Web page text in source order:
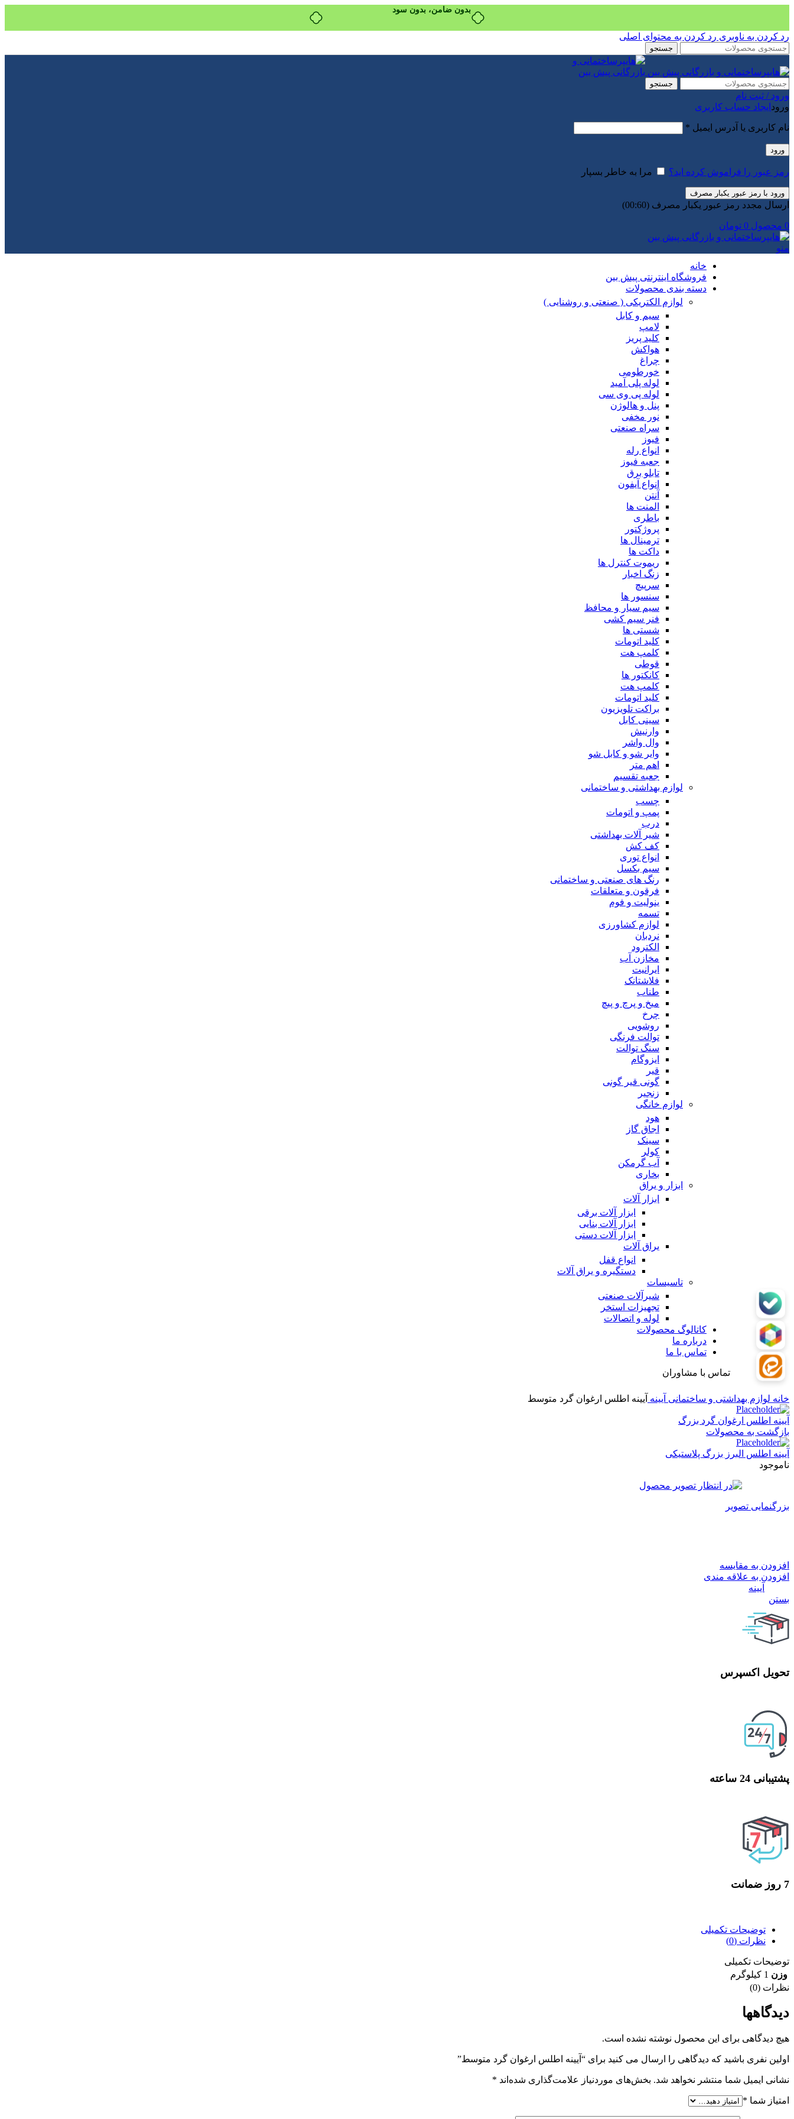
بدون ضامن، بدون سود
رد کردن به ناوبری رد کردن به محتوای اصلی
جستجو
جستجو
ورود / ثبت نام
ورود ایجاد حساب کاربری
نام کاربری یا آدرس ایمیل *
ورود
رمز عبور را فراموش کرده اید؟ مرا به خاطر بسپار
ورود با رمز عبور یکبار مصرف
ارسال مجدد رمز عبور یکبار مصرف (00:
60
)
0 محصول 0 تومان
منو
خانه
فروشگاه اینترنتی پیش بین
دسته بندی محصولات
لوازم الکتریکی ( صنعتی و روشنایی )
سیم و کابل
لامپ
کلید پریز
هواکش
چراغ
خورطومی
لوله پلی آمید
لوله پی وی سی
پنل و هالوژن
نور مخفی
سراه صنعتی
فیوز
انواع رله
جعبه فیوز
تابلو برق
انواع آیفون
آنتن
المنت ها
باطری
پروژکتور
ترمینال ها
داکت ها
ریموت کنترل ها
زنگ اخبار
سرپیچ
سنسور ها
سیم سیار و محافظ
فنر سیم کشی
شستی ها
کلید اتومات
کلمپ هت
قوطی
کانکتور ها
کلمپ هت
کلید اتومات
براکت تلویزیون
سینی کابل
وارنیش
وال واشر
وایر شو و کابل شو
اهم متر
جعبه تقسیم
لوازم بهداشتی و ساختمانی
چسب
پمپ و اتومات
درب
شیر آلات بهداشتی
کف کش
انواع توری
سیم بکسل
رنگ های صنعتی و ساختمانی
فرقون و متعلقات
ینولیت و فوم
تسمه
لوازم کشاورزی
نردبان
الکترود
مخازن آب
ایرانیت
فلاشتانک
طناب
میخ و پرچ و پیچ
چرخ
روشویی
توالت فرنگی
سنگ توالت
ایزوگام
قیر
گونی قیر گونی
زنجیر
لوازم خانگی
هود
اجاق گاز
سینک
کولر
آب گرمکن
بخاری
ابزار و یراق
ابزار آلات
ابزار آلات برقی
ابزار آلات بنایی
ابزار آلات دستی
یراق آلات
انواع قفل
دستگیره و یراق آلات
تاسیسات
شیرآلات صنعتی
تجهیزات استخر
لوله و اتصالات
کاتالوگ محصولات
درباره ما
تماس با ما
تماس با مشاوران
خانه لوازم بهداشتی و ساختمانی آیینه آیینه اطلس ارغوان گرد متوسط
آیینه اطلس ارغوان گرد بزرگ
بازگشت به محصولات
آیینه اطلس البرز بزرگ پلاستیکی
ناموجود
بزرگنمایی تصویر
افزودن به مقایسه
افزودن به علاقه مندی
آیینه
بستن
تحویل اکسپرس
پشتیبانی 24 ساعته
7 روز ضمانت
توضیحات تکمیلی
نظرات (0)
توضیحات تکمیلی
وزن 1 کیلوگرم
نظرات (0)
دیدگاهها
هیچ دیدگاهی برای این محصول نوشته نشده است.
اولین نفری باشید که دیدگاهی را ارسال می کنید برای “آیینه اطلس ارغوان گرد متوسط”
نشانی ایمیل شما منتشر نخواهد شد. بخش‌های موردنیاز علامت‌گذاری شده‌اند *
امتیاز شما *